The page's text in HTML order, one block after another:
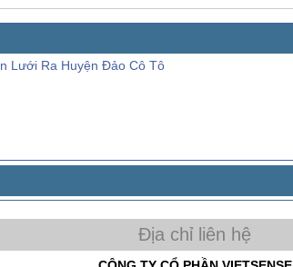
Lưới Ra Huyện Đảo Cô Tô